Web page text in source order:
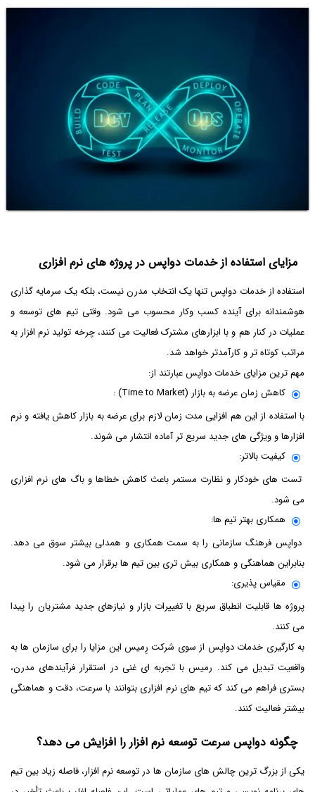
مزایای استفاده از خدمات دواپس در پروژه های نرم افزاری
استفاده از خدمات دواپس تنها یک انتخاب مدرن نیست، بلکه یک سرمایه گذاری
هوشمندانه برای آینده کسب وکار محسوب می شود. وقتی تیم های توسعه و
عملیات در کنار هم و با ابزارهای مشترک فعالیت می کنند، چرخه تولید نرم افزار به
مراتب کوتاه تر و کارآمدتر خواهد شد.
مهم ترین مزایای خدمات دواپس عبارتند از:
کاهش زمان عرضه به بازار (Time to Market) :
با استفاده از این هم افزایی مدت زمان لازم برای عرضه به بازار کاهش یافته و نرم
افزارها و ویژگی های جدید سریع تر آماده انتشار می شوند.
کیفیت بالاتر:
تست های خودکار و نظارت مستمر باعث کاهش خطاها و باگ های نرم افزاری
می شود.
همکاری بهتر تیم ها:
دواپس فرهنگ سازمانی را به سمت همکاری و همدلی بیشتر سوق می دهد.
بنابراین هماهنگی و همکاری بیش تری بین تیم ها برقرار می شود.
مقیاس پذیری:
پروژه ها قابلیت انطباق سریع با تغییرات بازار و نیازهای جدید مشتریان را پیدا
می کنند.
به کارگیری خدمات دواپس از سوی شرکت رِمیس این مزایا را برای سازمان ها به
واقعیت تبدیل می کند. رمیس با تجربه ای غنی در استقرار فرآیندهای مدرن،
بستری فراهم می کند که تیم های نرم افزاری بتوانند با سرعت، دقت و هماهنگی
بیشتر فعالیت کنند.
چگونه دواپس سرعت توسعه نرم افزار را افزایش می دهد؟
یکی از بزرگ ترین چالش های سازمان ها در توسعه نرم افزار، فاصله زیاد بین تیم